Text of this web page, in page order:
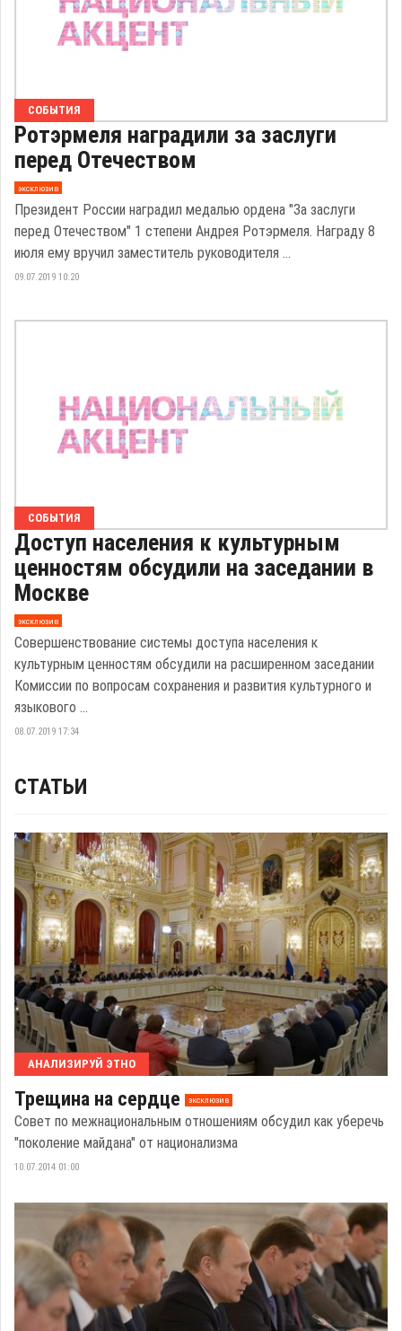
СОБЫТИЯ
Ротэрмеля наградили за заслуги
перед Отечеством
эксклюзив
Президент России наградил медалью ордена "За заслуги
перед Отечеством" 1 степени Андрея Ротэрмеля. Награду 8
июля ему вручил заместитель руководителя ...
09.07.2019 10:20
СОБЫТИЯ
Доступ населения к культурным
ценностям обсудили на заседании в
Москве
эксклюзив
Совершенствование системы доступа населения к
культурным ценностям обсудили на расширенном заседании
Комиссии по вопросам сохранения и развития культурного и
языкового ...
08.07.2019 17:34
СТАТЬИ
АНАЛИЗИРУЙ ЭТНО
Трещина на сердце эксклюзив
Совет по межнациональным отношениям обсудил как уберечь
"поколение майдана" от национализма
10.07.2014 01:00